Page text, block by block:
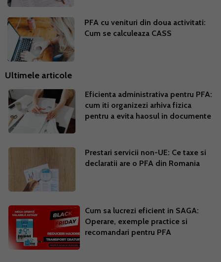
PFA cu venituri din doua activitati:
Cum se calculeaza CASS
Ultimele articole
Eficienta administrativa pentru PFA:
cum iti organizezi arhiva fizica
pentru a evita haosul in documente
Prestari servicii non-UE: Ce taxe si
declaratii are o PFA din Romania
Cum sa lucrezi eficient in SAGA:
Operare, exemple practice si
recomandari pentru PFA